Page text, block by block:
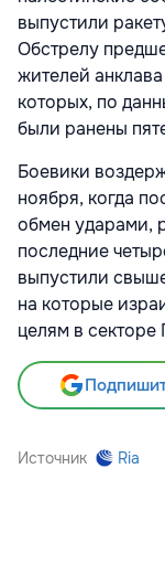
выпустили
Обстрелу
жителей
которых, по
были ранены
Боевики
ноября, когда
обмен ударами,
последние
выпустили
на которые
целям в секторе
Источник Ria